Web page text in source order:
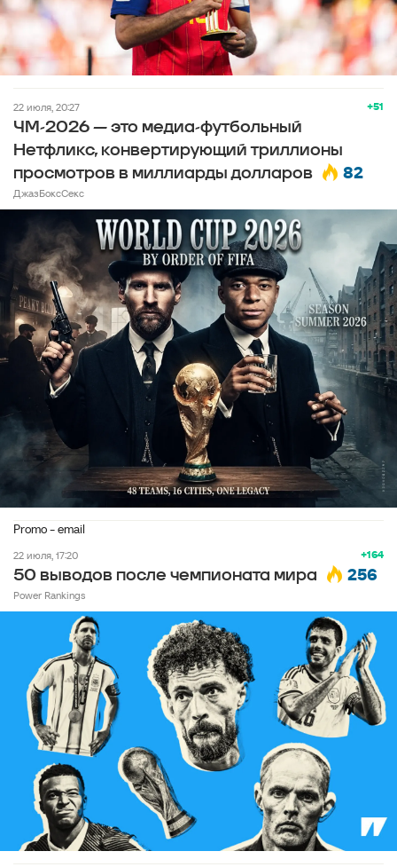
+51
22 июля, 20:27
ЧМ-2026 — это медиа-футбольный
Нетфликс, конвертирующий триллионы
просмотров в миллиарды долларов
82
ДжазБоксСекс
Promo - email
+164
22 июля, 17:20
50 выводов после чемпионата мира 256
Power Rankings